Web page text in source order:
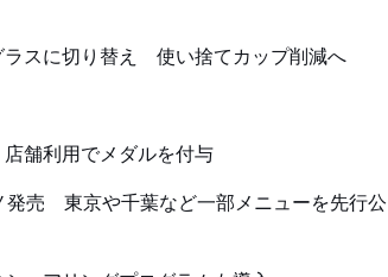
ラスに切り替え 使い捨てカップ削減へ
舗利用でメダルを付与
発売 東京や千葉など一部メニューを先行公